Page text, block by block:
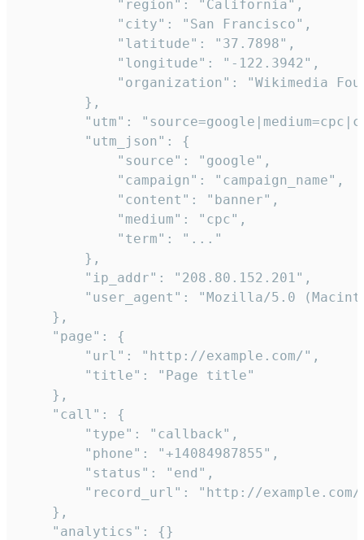
            "region": "California",
            "city": "San Francisco",
            "latitude": "37.7898",
            "longitude": "-122.3942",
"organization": "Wikimedia
        },
"utm":
        "utm_json": {
            "source": "google",
            "campaign": "campaign_name",
            "content": "banner",
            "medium": "cpc",
            "term": "..."
        },
        "ip_addr": "208.80.152.201",
"user_agent": "Mozilla/5.0
    },
    "page": {
        "url": "http://example.com/",
        "title": "Page title"
    },
    "call": {
        "type": "callback",
        "phone": "+14084987855",
        "status": "end",
"record_url": "http://
    },
    "analytics": {}